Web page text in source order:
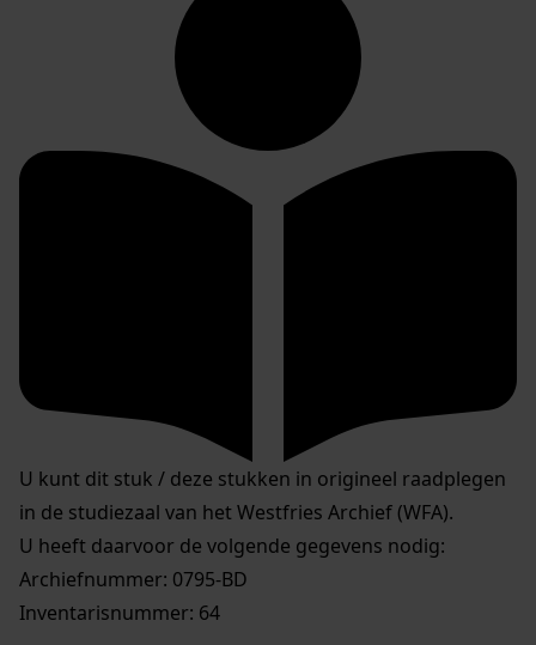
U kunt dit stuk / deze stukken in origineel raadplegen
in de studiezaal van het Westfries Archief (WFA).
U heeft daarvoor de volgende gegevens nodig:
Archiefnummer: 0795-BD
Inventarisnummer: 64